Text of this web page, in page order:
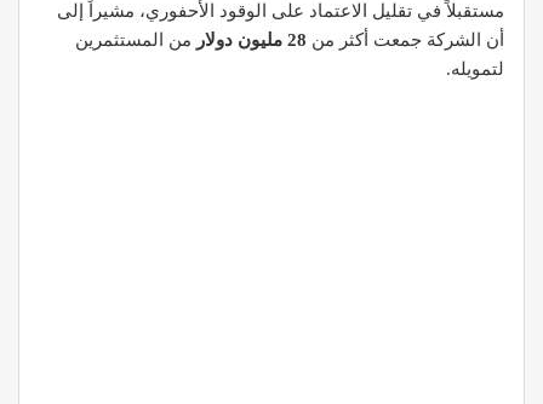
مستقبلاً في تقليل الاعتماد على الوقود الأحفوري، مشيراً إلى
أن الشركة جمعت أكثر من 28 مليون دولار
من المستثمرين
لتمويله.